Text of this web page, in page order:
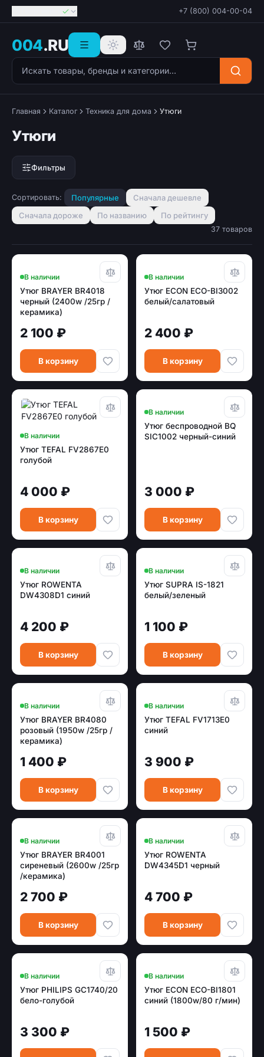
+7 (800) 004-00-04
004.RU
Поиск товаров
Главная Каталог Техника для дома Утюги
Утюги
Фильтры
Сортировать: Популярные
Сначала дешевле
Сначала дороже
По названию По рейтингу
37 товаров
В наличии
Утюг BRAYER BR4018
черный (2400w /25гр /
керамика)
2 100 ₽
В корзину
В наличии
Утюг ECON ECO-BI3002
белый/салатовый
2 400 ₽
В корзину
В наличии
Утюг TEFAL FV2867E0
голубой
4 000 ₽
В корзину
В наличии
Утюг беспроводной BQ
SIC1002 черный-синий
3 000 ₽
В корзину
В наличии
Утюг ROWENTA
DW4308D1 синий
4 200 ₽
В корзину
В наличии
Утюг SUPRA IS-1821
белый/зеленый
1 100 ₽
В корзину
В наличии
Утюг BRAYER BR4080
розовый (1950w /25гр /
керамика)
1 400 ₽
В корзину
В наличии
Утюг TEFAL FV1713E0
синий
3 900 ₽
В корзину
В наличии
Утюг BRAYER BR4001
сиреневый (2600w /25гр
/керамика)
2 700 ₽
В корзину
В наличии
Утюг ROWENTA
DW4345D1 черный
4 700 ₽
В корзину
В наличии
Утюг PHILIPS GC1740/20
бело-голубой
3 300 ₽
В наличии
Утюг ECON ECO-BI1801
синий (1800w/80 г/мин)
1 500 ₽